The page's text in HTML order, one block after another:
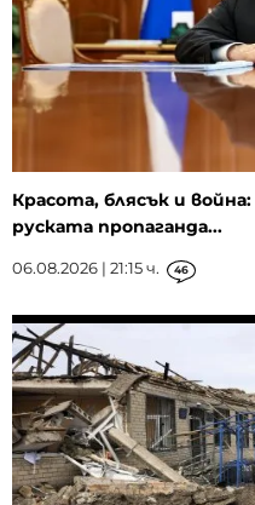
Красота, блясък и
руската пропаганда...
06.08.2026 | 21:15 ч. 46